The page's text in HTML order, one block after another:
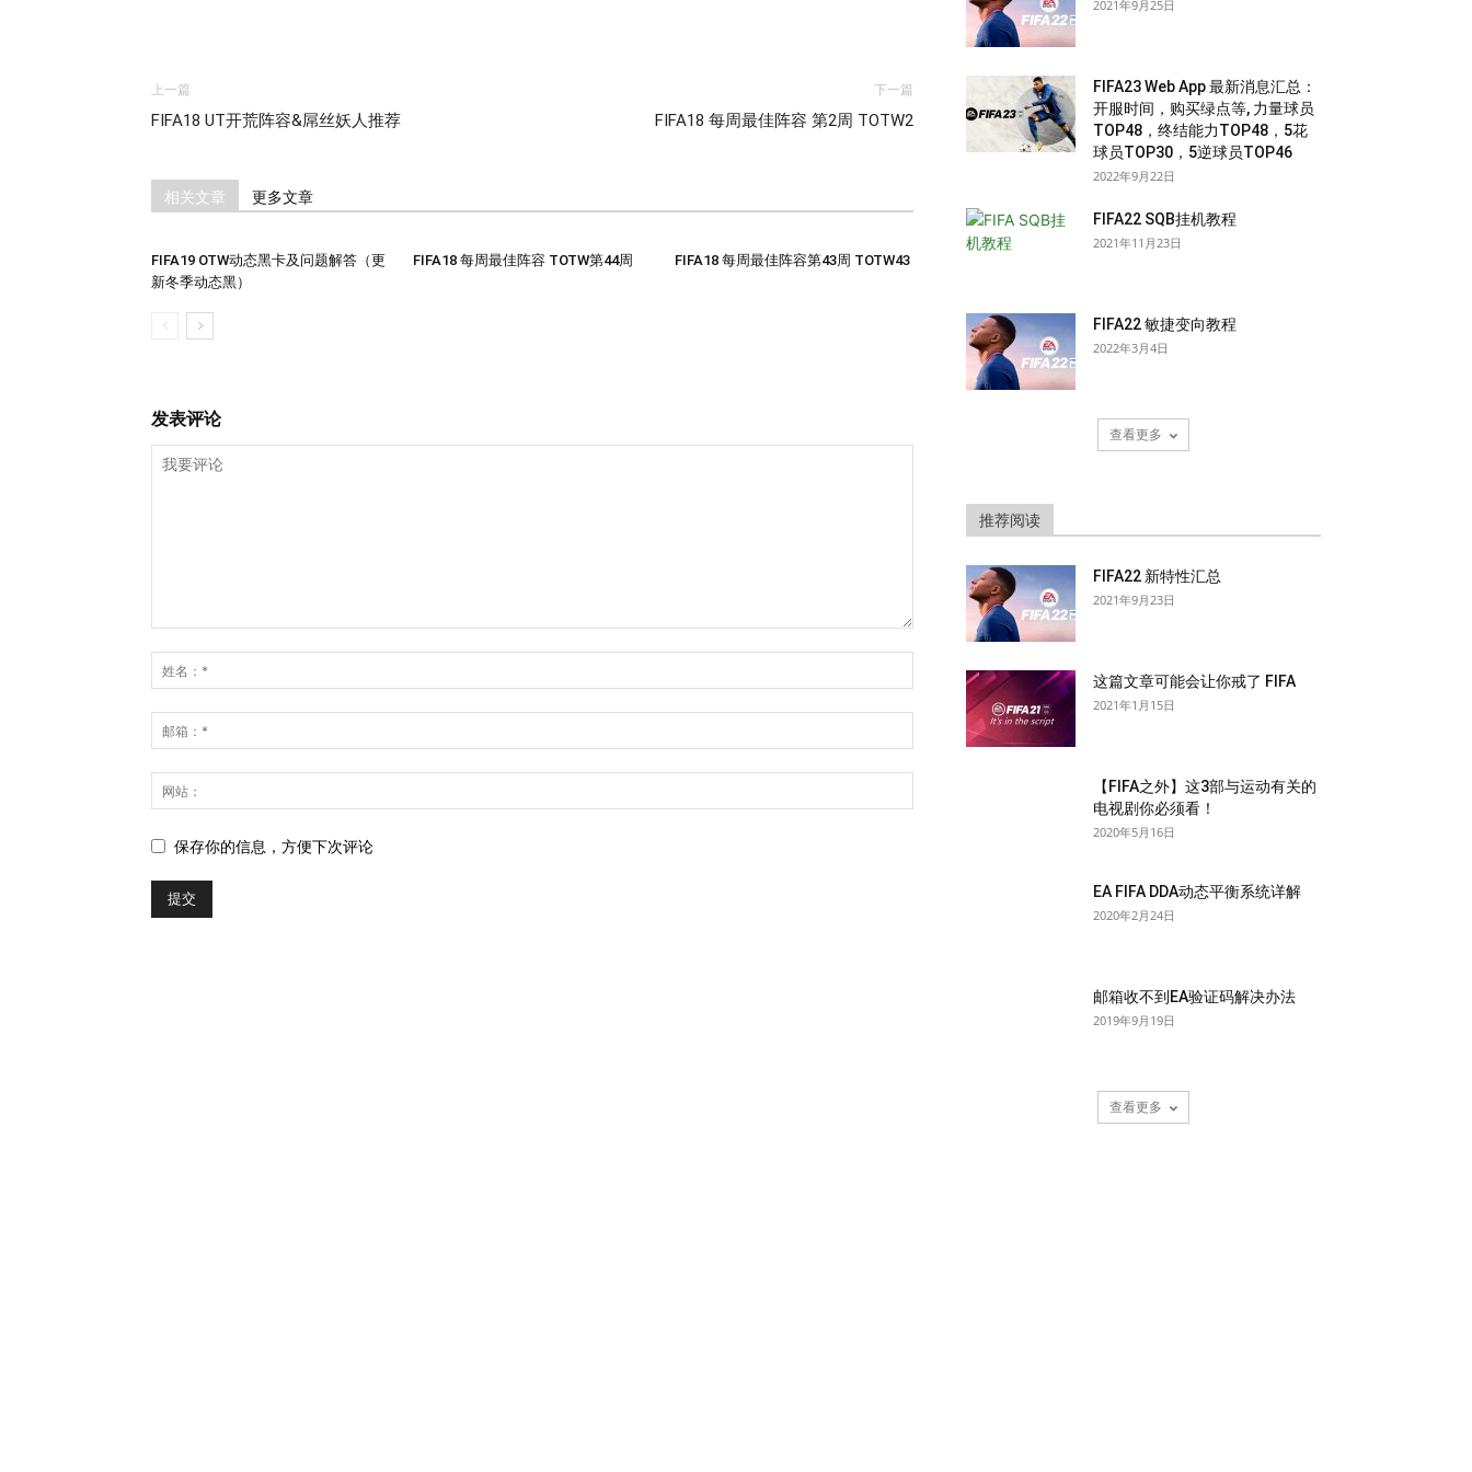
上一篇
FIFA18 UT开荒阵容&屌丝妖人推荐
下一篇
FIFA18 每周最佳阵容 第2周 TOTW2
相关文章 更多文章
FIFA19 OTW动态黑卡及问题解答（更
新冬季动态黑）
FIFA18 每周最佳阵容 TOTW第44周 FIFA18 每周最佳阵容第43周 TOTW43
发表评论
保存你的信息，方便下次评论
2021年9月25日
FIFA23 Web App 最新消息汇总：
开服时间，购买绿点等, 力量球员
TOP48，终结能力TOP48，5花
球员TOP30，5逆球员TOP46
2022年9月22日
FIFA22 SQB挂机教程
2021年11月23日
FIFA22 敏捷变向教程
2022年3月4日
查看更多
推荐阅读
FIFA22 新特性汇总
2021年9月23日
这篇文章可能会让你戒了 FIFA
2021年1月15日
【FIFA之外】这3部与运动有关的
电视剧你必须看！
2020年5月16日
EA FIFA DDA动态平衡系统详解
2020年2月24日
邮箱收不到EA验证码解决办法
2019年9月19日
查看更多